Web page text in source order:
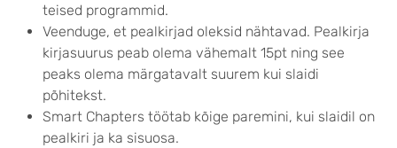
teised programmid.
Veenduge, et pealkirjad oleksid nähtavad. Pealkirja
kirjasuurus peab olema vähemalt 15pt ning see
peaks olema märgatavalt suurem kui slaidi
põhitekst.
Smart Chapters töötab kõige paremini, kui slaidil on
pealkiri ja ka sisuosa.